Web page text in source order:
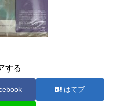
する
はてブ